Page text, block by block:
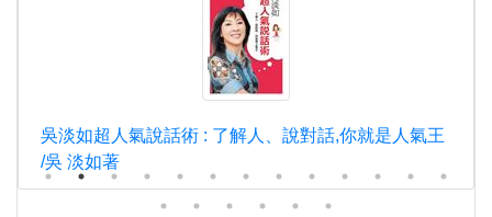
吳淡如超人氣說話術 : 了解人、說對話,你就是人氣王
/吳 淡如著